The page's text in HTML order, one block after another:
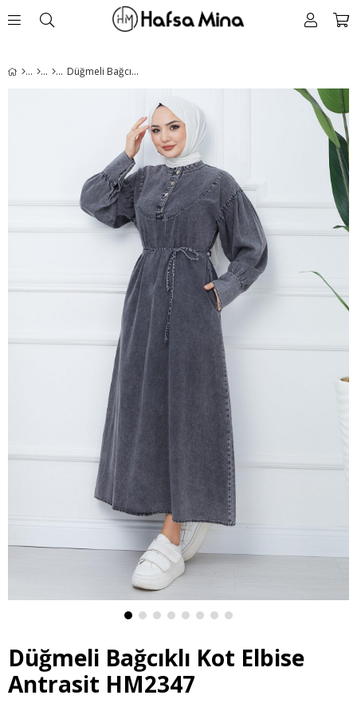
Düğmeli Bağcıklı Kot Elbise Antrasit HM2347
Düğmeli Bağcıklı Kot Elbise
Antrasit HM2347